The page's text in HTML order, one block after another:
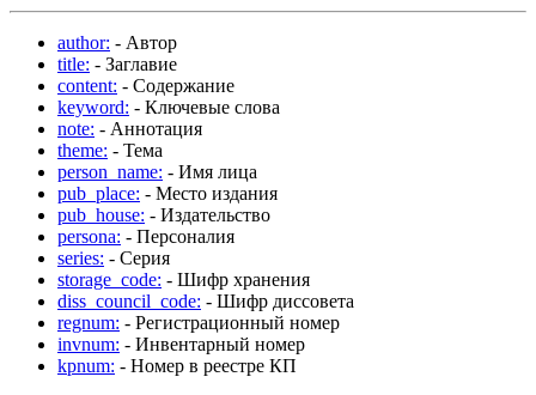
author: - Автор
title: - Заглавие
content: - Содержание
keyword: - Ключевые слова
note: - Аннотация
theme: - Тема
person_name: - Имя лица
pub_place: - Место издания
pub_house: - Издательство
persona: - Персоналия
series: - Серия
storage_code: - Шифр хранения
diss_council_code: - Шифр диссовета
regnum: - Регистрационный номер
invnum: - Инвентарный номер
kpnum: - Номер в реестре КП